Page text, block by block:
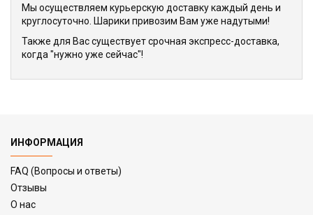
Мы осуществляем курьерскую доставку каждый день и
круглосуточно. Шарики привозим Вам уже надутыми!
Также для Вас существует срочная экспресс-доставка,
когда "нужно уже сейчас"!
ИНФОРМАЦИЯ
FAQ (Вопросы и ответы)
Отзывы
О нас